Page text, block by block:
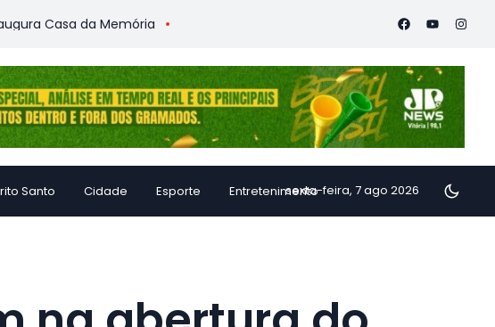
da Memória Vitória Coffee Summit 2026 confirma especialistas
Santo Cidade Esporte Entretenimentosexta-feira, 7 ago 2026